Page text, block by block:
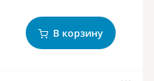
В корзину